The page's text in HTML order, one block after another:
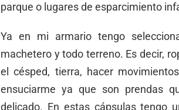
parque o lugares de esparcimiento
Ya en mi armario tengo
machetero y todo terreno. Es decir,
el césped, tierra, hacer
ensuciarme ya que son prendas
delicado. En estas cápsulas tengo